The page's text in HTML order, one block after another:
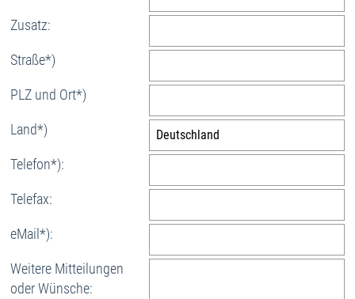
Zusatz:
Straße*)
PLZ und Ort*)
Land*)
Telefon*):
Telefax:
eMail*):
Weitere Mitteilungen
oder Wünsche: